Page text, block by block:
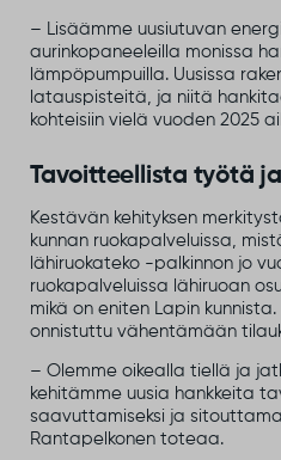
– Lisäämme uusiutuvan
aurinkopaneeleilla monissa
lämpöpumpuilla. Uusissa
latauspisteitä, ja niitä
kohteisiin vielä vuoden 2025
Tavoitteellista työtä
Kestävän kehityksen
kunnan ruokapalveluissa,
lähiruokateko -palkinnon jo
ruokapalveluissa lähiruoan
mikä on eniten Lapin
onnistuttu vähentämään
– Olemme oikealla tiellä ja
kehitämme uusia hankkeita
saavuttamiseksi ja
Rantapelkonen toteaa.